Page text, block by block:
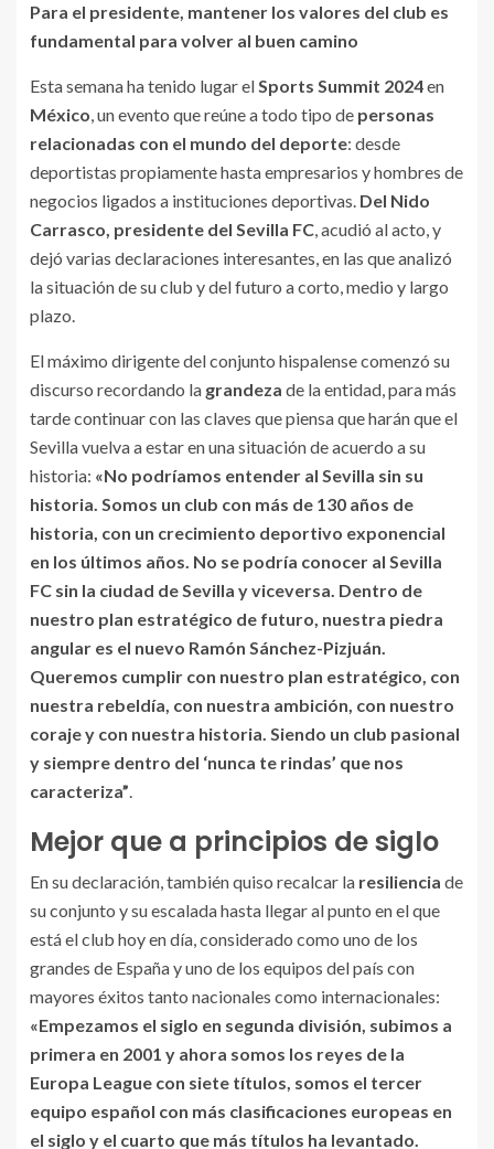
Para el presidente, mantener los valores del club es
fundamental para volver al buen camino
Esta semana ha tenido lugar elSports Summit 2024en
México, un evento que reúne a todo tipo de personas
relacionadas con el mundo del deporte: desde
deportistas propiamente hasta empresarios y hombres de
negocios ligados a instituciones deportivas. Del Nido
Carrasco, presidente del Sevilla FC, acudió al acto, y
dejó varias declaraciones interesantes, en las que analizó
la situación de su club y del futuro a corto, medio y largo
plazo.
El máximo dirigente del conjunto hispalense comenzó su
discurso recordando la grandeza de la entidad, para más
tarde continuar con las claves que piensa que harán que el
Sevilla vuelva a estar en una situación de acuerdo a su
historia: «No podríamos entender al Sevilla sin su
historia. Somos un club con más de 130 años de
historia, con un crecimiento deportivo exponencial
en los últimos años. No se podría conocer al Sevilla
FC sin la ciudad de Sevilla y viceversa. Dentro de
nuestro plan estratégico de futuro, nuestra piedra
angular es el nuevo Ramón Sánchez-Pizjuán.
Queremos cumplir con nuestro plan estratégico, con
nuestra rebeldía, con nuestra ambición, con nuestro
coraje y con nuestra historia. Siendo un club pasional
y siempre dentro del ‘nunca te rindas’ que nos
caracteriza”.
Mejor que a principios de siglo
En su declaración, también quiso recalcar la resiliencia de
su conjunto y su escalada hasta llegar al punto en el que
está el club hoy en día, considerado como uno de los
grandes de España y uno de los equipos del país con
mayores éxitos tanto nacionales como internacionales:
«Empezamos el siglo en segunda división, subimos a
primera en 2001 y ahora somos los reyes de la
Europa League con siete títulos, somos el tercer
equipo español con más clasificaciones europeas en
el siglo y el cuarto que más títulos ha levantado.